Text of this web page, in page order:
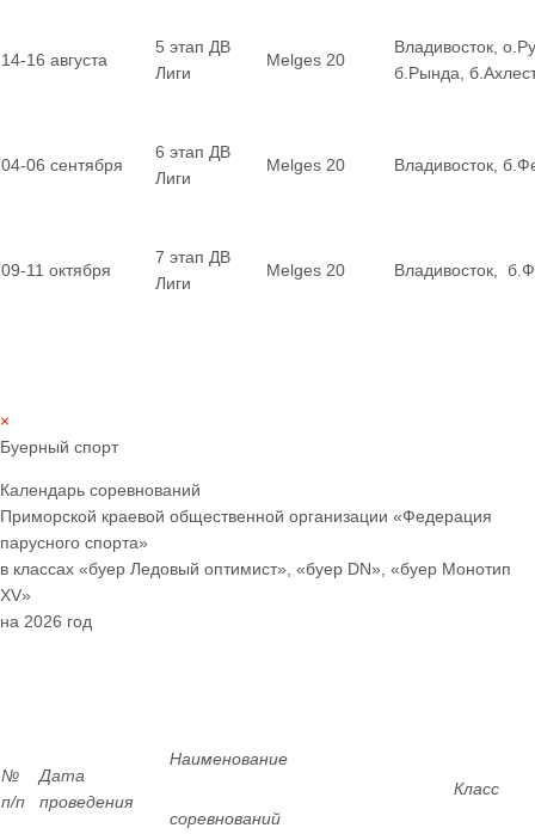
14-16 августа
5 этап ДВ
Лиги
Melges 20
Владивосток,
б.Рында,
04-06 сентября
6 этап ДВ
Лиги
Melges 20 Владивосток,
09-11 октября
7 этап ДВ
Лиги
Melges 20 Владивосток,
×
Буерный спорт
Календарь соревнований
Приморской краевой общественной организации «Федерация
парусного спорта»
в классах «буер Ледовый оптимист», «буер DN», «буер Монотип
XV»
на 2026 год
№
п/п
Дата
проведения
Наименование
соревнований
Класс